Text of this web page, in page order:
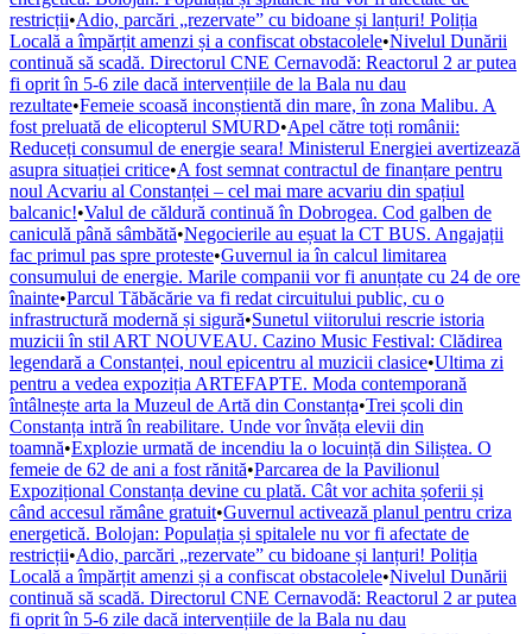
restricții•Adio, parcări „rezervate” cu bidoane și lanțuri! Poliția
Locală a împărțit amenzi și a confiscat obstacolele•Nivelul Dunării
continuă să scadă. Directorul CNE Cernavodă: Reactorul 2 ar putea
fi oprit în 5-6 zile dacă intervențiile de la Bala nu dau
rezultate•Femeie scoasă inconștientă din mare, în zona Malibu. A
fost preluată de elicopterul SMURD•Apel către toți românii:
Reduceți consumul de energie seara! Ministerul Energiei avertizează
asupra situației critice•A fost semnat contractul de finanțare pentru
noul Acvariu al Constanței – cel mai mare acvariu din spațiul
balcanic!•Valul de căldură continuă în Dobrogea. Cod galben de
caniculă până sâmbătă•Negocierile au eșuat la CT BUS. Angajații
fac primul pas spre proteste•Guvernul ia în calcul limitarea
consumului de energie. Marile companii vor fi anunțate cu 24 de ore
înainte•Parcul Tăbăcărie va fi redat circuitului public, cu o
infrastructură modernă și sigură•Sunetul viitorului rescrie istoria
muzicii în stil ART NOUVEAU. Cazino Music Festival: Clădirea
legendară a Constanței, noul epicentru al muzicii clasice•Ultima zi
pentru a vedea expoziția ARTEFAPTE. Moda contemporană
întâlnește arta la Muzeul de Artă din Constanța•Trei școli din
Constanța intră în reabilitare. Unde vor învăța elevii din
toamnă•Explozie urmată de incendiu la o locuință din Siliștea. O
femeie de 62 de ani a fost rănită•Parcarea de la Pavilionul
Expozițional Constanța devine cu plată. Cât vor achita șoferii și
când accesul rămâne gratuit•Guvernul activează planul pentru criza
energetică. Bolojan: Populația și spitalele nu vor fi afectate de
restricții•Adio, parcări „rezervate” cu bidoane și lanțuri! Poliția
Locală a împărțit amenzi și a confiscat obstacolele•Nivelul Dunării
continuă să scadă. Directorul CNE Cernavodă: Reactorul 2 ar putea
fi oprit în 5-6 zile dacă intervențiile de la Bala nu dau